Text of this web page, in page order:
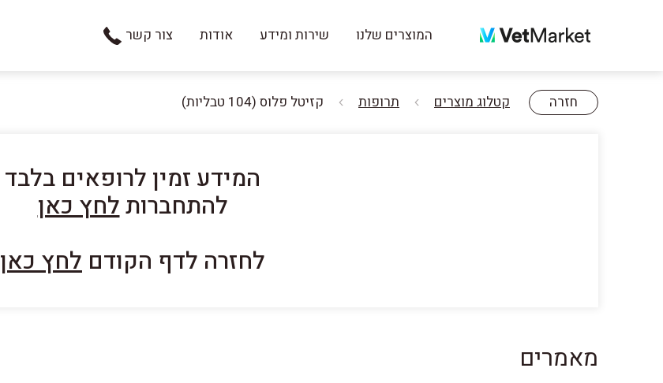
המוצרים שלנו שירות ומידע אודות צור קשר
חזרה קטלוג מוצרים תרופות קזיטל פלוס (104 טבליות)
המידע זמין לרופאים בלבד
להתחברותלחץ כאן
לחזרה לדף הקודם לחץ כאן
מאמרים